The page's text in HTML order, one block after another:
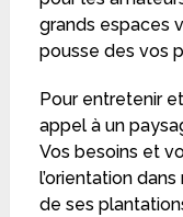
grands espaces
pousse des vos
Pour entretenir
appel à un
Vos besoins et
l’orientation
de ses